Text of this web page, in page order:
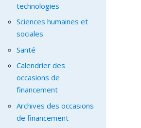
technologies
Sciences humaines et
sociales
Santé
Calendrier des
occasions de
financement
Archives des occasions
de financement